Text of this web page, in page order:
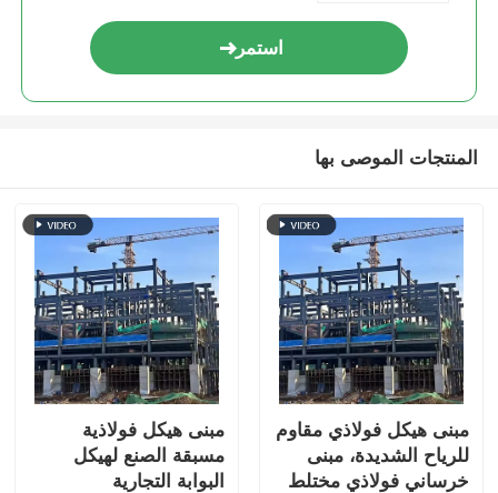
استمر
المنتجات الموصى بها
مبنى هيكل فولاذي مقاوم
للرياح الشديدة، مبنى
خرساني فولاذي مختلط
مبنى هيكل فولاذية
مسبقة الصنع لهيكل
البوابة التجارية